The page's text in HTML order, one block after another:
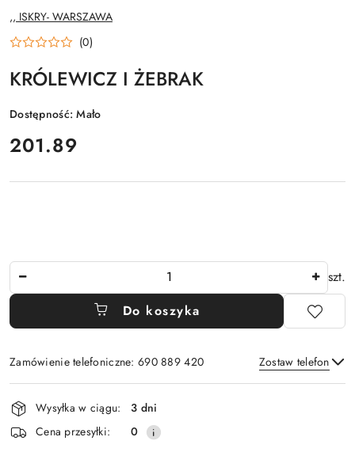
NAZWA
PRODUCENTA:
,, ISKRY- WARSZAWA
(0)
KRÓLEWICZ I ŻEBRAK
Dostępność:Mało
cena:
201.89
szt.
Do koszyka
Zamówienie telefoniczne: 690 889 420 Zostaw telefon
Wyślij
Dostępność
i
dostawa
Wysyłka w ciągu:
3 dni
Cena przesyłki:
0